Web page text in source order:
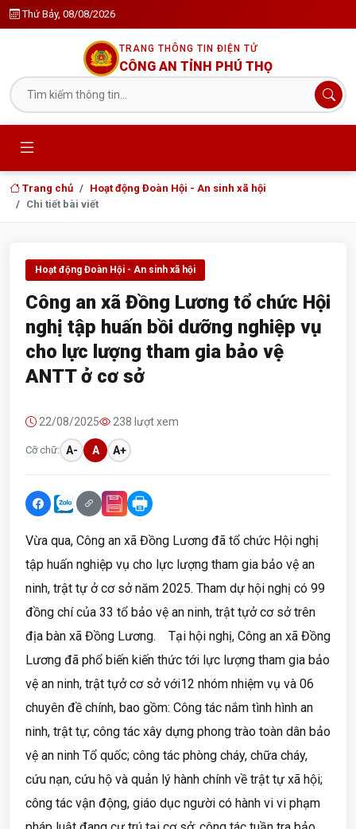
Thứ Bảy, 08/08/2026
TRANG THÔNG TIN ĐIỆN TỬ
CÔNG AN TỈNH PHÚ THỌ
Trang chủ
Hoạt động Đoàn Hội - An sinh xã hội
Chi tiết bài viết
Hoạt động Đoàn Hội - An sinh xã hội
Công an xã Đồng Lương tổ chức Hội
nghị tập huấn bồi dưỡng nghiệp vụ
cho lực lượng tham gia bảo vệ
ANTT ở cơ sở
22/08/2025 238 lượt xem
Cỡ chữ: A- A A+
Vừa qua, Công an xã Đồng Lương đã tổ chức Hội nghị
tập huấn nghiệp vụ cho lực lượng tham gia bảo vệ an
ninh, trật tự ở cơ sở năm 2025. Tham dự hội nghị có 99
đồng chí của 33 tổ bảo vệ an ninh, trật tựở cơ sở trên
địa bàn xã Đồng Lương. Tại hội nghị, Công an xã Đồng
Lương đã phổ biến kiến thức tới lực lượng tham gia bảo
vệ an ninh, trật tựở cơ sở với12 nhóm nhiệm vụ và 06
chuyên đề chính, bao gồm: Công tác nắm tình hình an
ninh, trật tự; công tác xây dựng phong trào toàn dân bảo
vệ an ninh Tổ quốc; công tác phòng cháy, chữa cháy,
cứu nạn, cứu hộ và quản lý hành chính về trật tự xã hội;
công tác vận động, giáo dục người có hành vi vi phạm